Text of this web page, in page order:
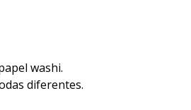
washi.
diferentes.